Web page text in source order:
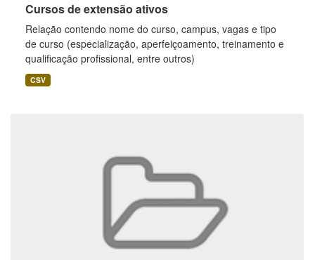
Cursos de extensão ativos
Relação contendo nome do curso, campus, vagas e tipo
de curso (especialização, aperfeiçoamento, treinamento e
qualificação profissional, entre outros)
CSV